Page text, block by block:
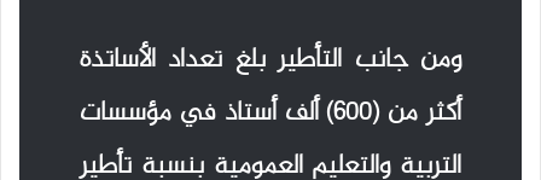
ومن جانب التأطير بلغ تعداد الأساتذة
أكثر من (600) ألف أستاذ في مؤسسات
التربية والتعليم العمومية بنسبة تأطير